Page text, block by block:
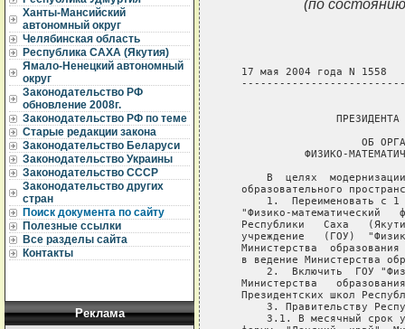
Ханты-Мансийский
автономный округ
Челябинская область
Республика САХА (Якутия)
Ямало-Ненецкий автономный
округ
Законодательство РФ
обновление 2008г.
Законодательство РФ по теме
Старые редакции закона
Законодательство Беларуси
Законодательство Украины
Законодательство СССР
Законодательство других
стран
Поиск документа по сайту
Полезные ссылки
Все разделы сайта
Контакты
Реклама
(по
   17 мая 2004 года N 1558
ПРЕЗИДЕНТА
ОБ
ФИЗИКО-
В  целях
образовательного
1.  Переименовать с
"Физико-математический
Республики   Саха
учреждение   (ГОУ)
Министерства
в ведение Министерства
2.  Включить  ГОУ
Министерства
Президентских школ
3. Правительству
3.1. В месячный срок